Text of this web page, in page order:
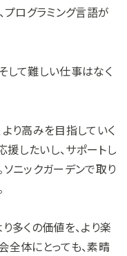
プログラミング言語が
して難しい仕事はなく
り高みを目指していく
したいし、サポートし
ソニックガーデンで取り
多くの価値を、より楽
全体にとっても、素晴